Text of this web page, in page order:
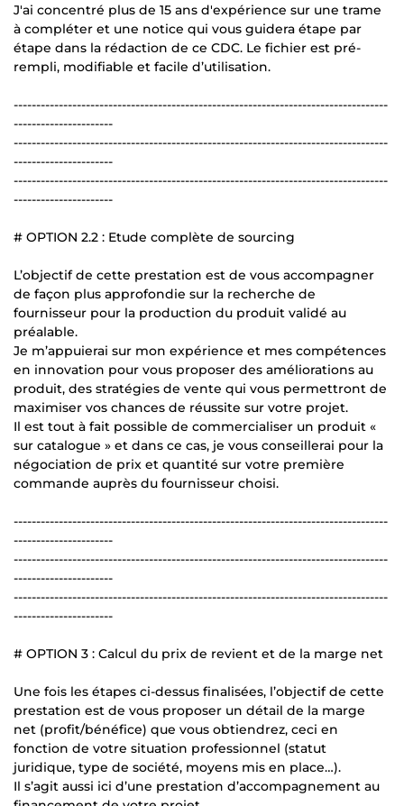
J'ai concentré plus de 15 ans d'expérience sur une trame
à compléter et une notice qui vous guidera étape par
étape dans la rédaction de ce CDC. Le fichier est pré-
rempli, modifiable et facile d’utilisation.
-----------------------------------------------------------------------------------
----------------------
-----------------------------------------------------------------------------------
----------------------
-----------------------------------------------------------------------------------
----------------------
# OPTION 2.2 : Etude complète de sourcing
L’objectif de cette prestation est de vous accompagner
de façon plus approfondie sur la recherche de
fournisseur pour la production du produit validé au
préalable.
Je m’appuierai sur mon expérience et mes compétences
en innovation pour vous proposer des améliorations au
produit, des stratégies de vente qui vous permettront de
maximiser vos chances de réussite sur votre projet.
Il est tout à fait possible de commercialiser un produit «
sur catalogue » et dans ce cas, je vous conseillerai pour la
négociation de prix et quantité sur votre première
commande auprès du fournisseur choisi.
-----------------------------------------------------------------------------------
----------------------
-----------------------------------------------------------------------------------
----------------------
-----------------------------------------------------------------------------------
----------------------
# OPTION 3 : Calcul du prix de revient et de la marge net
Une fois les étapes ci-dessus finalisées, l’objectif de cette
prestation est de vous proposer un détail de la marge
net (profit/bénéfice) que vous obtiendrez, ceci en
fonction de votre situation professionnel (statut
juridique, type de société, moyens mis en place…).
Il s’agit aussi ici d’une prestation d’accompagnement au